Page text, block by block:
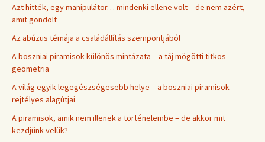
Azt hitték, egy manipulátor… mindenki ellene volt – de nem azért,
amit gondolt
Az abúzus témája a családállítás szempontjából
A boszniai piramisok különös mintázata – a táj mögötti titkos
geometria
A világ egyik legegészségesebb helye – a boszniai piramisok
rejtélyes alagútjai
A piramisok, amik nem illenek a történelembe – de akkor mit
kezdjünk velük?